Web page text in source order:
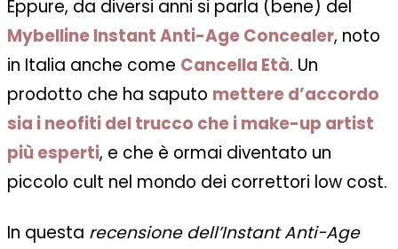
Eppure, da diversi anni si parla (bene) del
Mybelline Instant Anti-Age Concealer, noto
in Italia anche come Cancella Età. Un
prodotto che ha saputo mettere d’accordo
sia i neofiti del trucco che i make-up artist
più esperti, e che è ormai diventato un
piccolo cult nel mondo dei correttori low cost.
In questa recensione dell’Instant Anti-Age